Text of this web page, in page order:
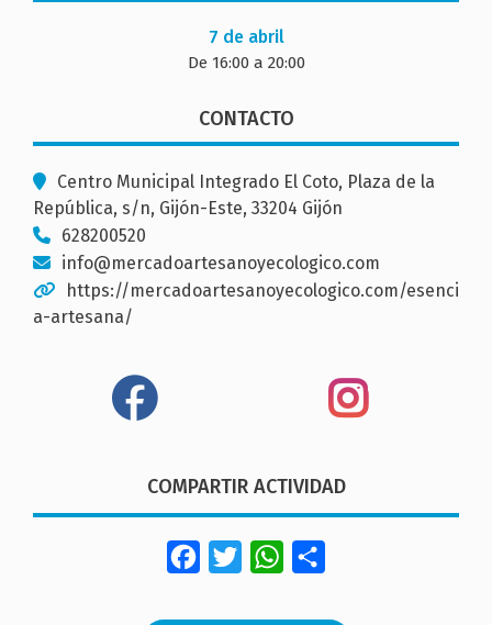
7 de abril
De 16:00 a 20:00
CONTACTO
Centro Municipal Integrado El Coto, Plaza de la
República, s/n, Gijón-Este, 33204 Gijón
628200520
info@mercadoartesanoyecologico.com
https://mercadoartesanoyecologico.com/esenci
a-artesana/
COMPARTIR ACTIVIDAD
FacebookTwitterWhatsApp